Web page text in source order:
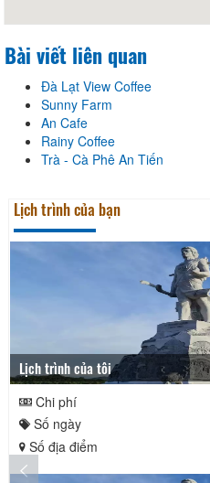
Bài viết liên quan
Đà Lạt View Coffee
Sunny Farm
An Cafe
Rainy Coffee
Trà - Cà Phê An Tiến
Lịch trình của bạn
Lịch trình của tôi
Chi phí
Số ngày
Số địa điểm